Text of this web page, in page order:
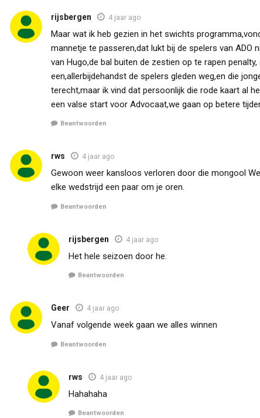
rijsbergen 4 jaar ago
Maar wat ik heb gezien in het swichts
mannetje te passeren,dat lukt bij de spelers van
van Hugo,de bal buiten de zestien op te rapen
een,allerbijdehandst de spelers gleden weg,en die
terecht,maar ik vind dat persoonlijk die rode kaart al
een valse start voor Advocaat,we gaan op betere
Beantwoorden
rws 4 jaar ago
Gewoon weer kansloos verloren door die mongool
elke wedstrijd een paar om je oren.
Beantwoorden
rijsbergen 4 jaar ago
Het hele seizoen door he.
Beantwoorden
Geer 4 jaar ago
Vanaf volgende week gaan we alles winnen
Beantwoorden
rws 4 jaar ago
Hahahaha
Beantwoorden